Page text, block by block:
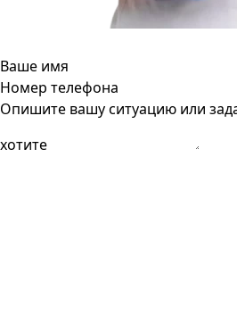
Ваше имя
Номер телефона
Опишите вашу ситуацию или
хотите